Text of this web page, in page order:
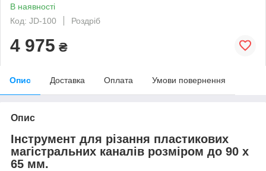
В наявності
Код: JD-100
Роздріб
4 975 ₴
Опис Доставка Оплата Умови повернення
Опис
Інструмент для різання пластикових
магістральних каналів розміром до 90 х
65 мм.